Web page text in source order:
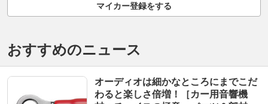
マイカー登録をする
おすすめのニュース
オーディオは細かなところにまでこだ
わると楽しさ倍増！［カー用音響機